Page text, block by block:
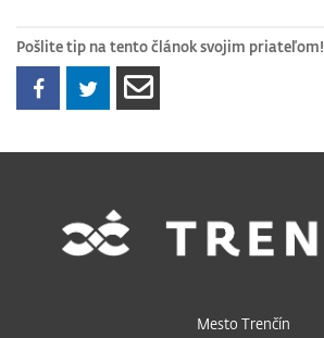
Pošlite tip na tento článok svojim priateľom!
Mesto Trenčín